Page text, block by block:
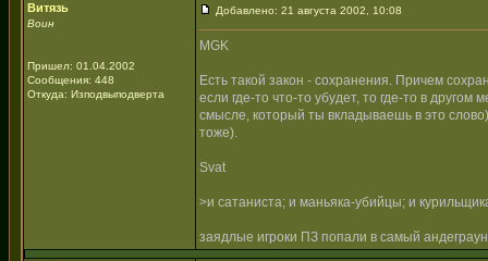
Витязь
Воин
Пришел: 01.04.2002
Сообщения: 448
Откуда: Изподвыподверта
Добавлено: 21 августа 2002, 10:08
MGK
Есть такой закон - сохранения. Причем
если где-то что-то убудет, то где-то в
смысле, который ты вкладываешь в это
тоже).
Svat
>и сатаниста; и маньяка-убийцы; и
заядлые игроки ПЗ попали в самый